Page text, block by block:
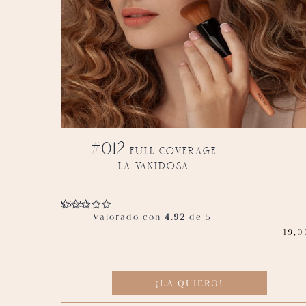
#012 full coverage
la vanidosa
Valorado con 4.92 de 5
¡LA QUIERO!